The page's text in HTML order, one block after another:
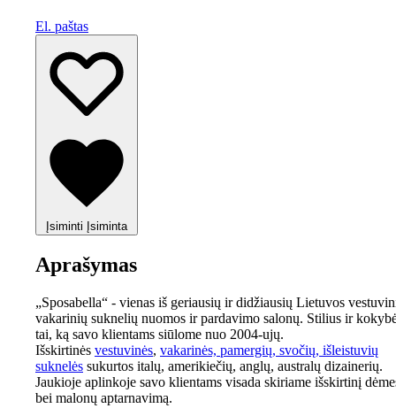
El. paštas
Įsiminti Įsiminta
Aprašymas
„Sposabella“ - vienas iš geriausių ir didžiausių Lietuvos
vakarinių suknelių nuomos ir pardavimo salonų. Stilius ir
tai, ką savo klientams siūlome nuo 2004-ujų.
Išskirtinės vestuvinės, vakarinės, pamergių, svočių, išleistuvių
suknelės sukurtos italų, amerikiečių, anglų, australų dizainerių.
Jaukioje aplinkoje savo klientams visada skiriame išskirtinį
bei malonų aptarnavimą.